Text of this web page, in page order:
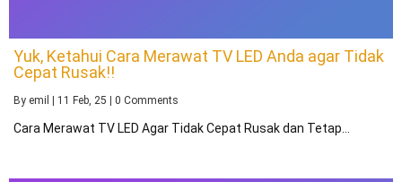
Yuk, Ketahui Cara Merawat TV LED Anda agar Tidak
Cepat Rusak!!
By emil | 11 Feb, 25 | 0 Comments
Cara Merawat TV LED Agar Tidak Cepat Rusak dan Tetap…